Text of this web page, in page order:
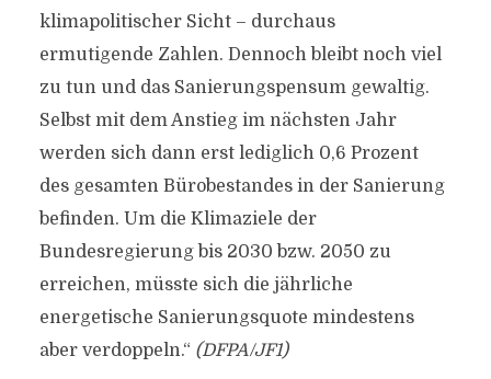
klimapolitischer Sicht – durchaus
ermutigende Zahlen. Dennoch bleibt noch viel
zu tun und das Sanierungspensum gewaltig.
Selbst mit dem Anstieg im nächsten Jahr
werden sich dann erst lediglich 0,6 Prozent
des gesamten Bürobestandes in der Sanierung
befinden. Um die Klimaziele der
Bundesregierung bis 2030 bzw. 2050 zu
erreichen, müsste sich die jährliche
energetische Sanierungsquote mindestens
aber verdoppeln.“ (DFPA/JF1)